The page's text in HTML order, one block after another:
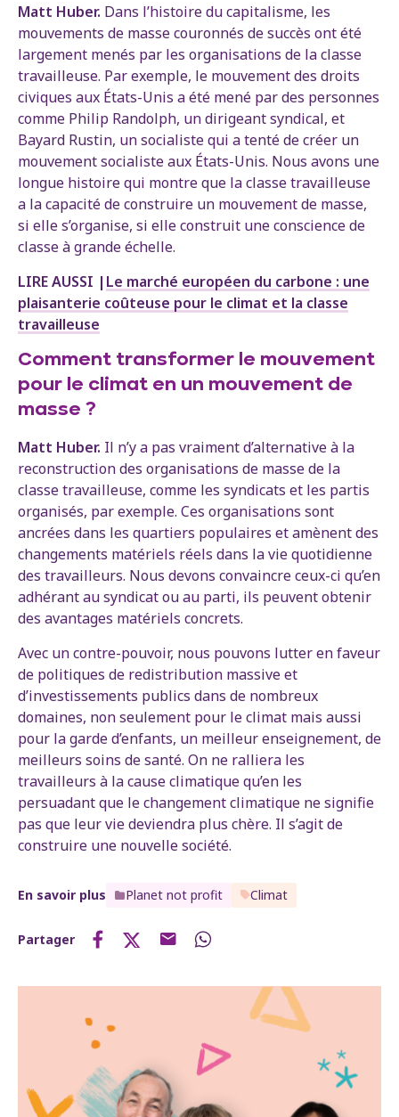
Matt Huber. Dans l’histoire du capitalisme, les
mouvements de masse couronnés de succès ont été
largement menés par les organisations de la classe
travailleuse. Par exemple, le mouvement des droits
civiques aux États-Unis a été mené par des personnes
comme Philip Randolph, un dirigeant syndical, et
Bayard Rustin, un socialiste qui a tenté de créer un
mouvement socialiste aux États-Unis. Nous avons une
longue histoire qui montre que la classe travailleuse
a la capacité de construire un mouvement de masse,
si elle s’organise, si elle construit une conscience de
classe à grande échelle.
LIRE AUSSI | Le marché européen du carbone : une
plaisanterie coûteuse pour le climat et la classe
travailleuse
Comment transformer le mouvement
pour le climat en un mouvement de
masse ?
Matt Huber. Il n’y a pas vraiment d’alternative à la
reconstruction des organisations de masse de la
classe travailleuse, comme les syndicats et les partis
organisés, par exemple. Ces organisations sont
ancrées dans les quartiers populaires et amènent des
changements matériels réels dans la vie quotidienne
des travailleurs. Nous devons convaincre ceux-ci qu’en
adhérant au syndicat ou au parti, ils peuvent obtenir
des avantages matériels concrets.
Avec un contre-pouvoir, nous pouvons lutter en faveur
de politiques de redistribution massive et
d’investissements publics dans de nombreux
domaines, non seulement pour le climat mais aussi
pour la garde d’enfants, un meilleur enseignement, de
meilleurs soins de santé. On ne ralliera les
travailleurs à la cause climatique qu’en les
persuadant que le changement climatique ne signifie
pas que leur vie deviendra plus chère. Il s’agit de
construire une nouvelle société.
En savoir plus Planet not profit Climat
Partager